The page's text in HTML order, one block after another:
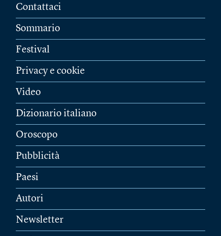
Contattaci
Sommario
Festival
Privacy e cookie
Video
Dizionario italiano
Oroscopo
Pubblicità
Paesi
Autori
Newsletter